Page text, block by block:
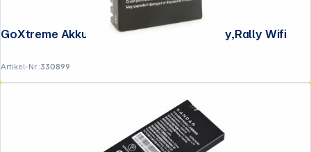
GoXtreme Akku für Endurance, Discovery,Rally Wifi
Artikel-Nr.:330899